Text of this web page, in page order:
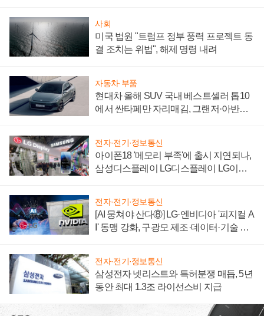
사회
미국 법원 "트럼프 정부 풍력 프로젝트 동
결 조치는 위법", 해제 명령 내려
자동차·부품
현대차 올해 SUV 국내 베스트셀러 톱10
에서 싼타페만 자리매김, 그랜저·아반떼
전자·전기·정보통신
아이폰18 '메모리 부족'에 출시 지연되나,
삼성디스플레이 LG디스플레이 LG이노
전자·전기·정보통신
[AI 뭉쳐야 산다⑧] LG·엔비디아 '피지컬 A
I' 동맹 강화, 구광모 제조·데이터·기술 결
전자·전기·정보통신
삼성전자 넷리스트와 특허분쟁 매듭, 5년
동안 최대 1.3조 라이선스비 지급